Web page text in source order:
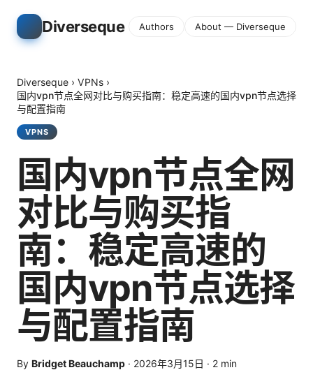
Diverseque Authors About — Diverseque
Diverseque › VPNs ›
国内vpn节点全网对比与购买指南：稳定高速的国内vpn节点选择
与配置指南
VPNS
国内vpn节点全网
对比与购买指
南：稳定高速的
国内vpn节点选择
与配置指南
By Bridget Beauchamp · 2026年3月15日 · 2 min